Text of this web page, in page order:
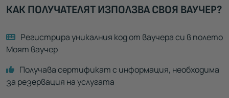
КАК ПОЛУЧАТЕЛЯТ ИЗПОЛЗВА СВОЯ ВАУЧЕР?
Регистрира уникалния код от ваучера си в полето
Моят ваучер
Получава сертификат с информация, необходима
за резервация на услугата